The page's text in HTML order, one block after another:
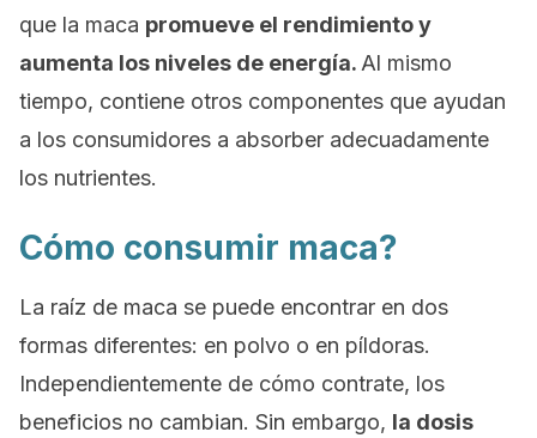
que la maca promueve el rendimiento y
aumenta los niveles de energía. Al mismo
tiempo, contiene otros componentes que ayudan
a los consumidores a absorber adecuadamente
los nutrientes.
Cómo consumir maca?
La raíz de maca se puede encontrar en dos
formas diferentes: en polvo o en píldoras.
Independientemente de cómo contrate, los
beneficios no cambian. Sin embargo, la dosis